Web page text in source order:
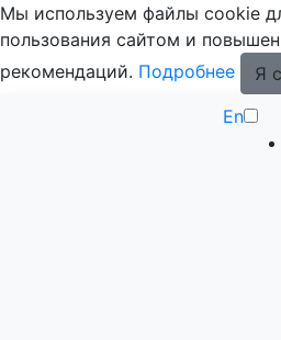
Мы используем файлы cookie
пользования сайтом и
рекомендаций. Подробнее
Я
En